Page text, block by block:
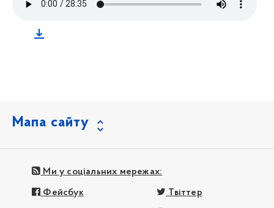
Мапа сайту
Ми у соціальних мережах:
Фейсбук Твіттер